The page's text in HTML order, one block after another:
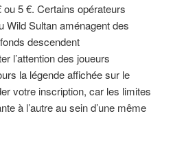
5 €. Certains opérateurs
Sultan aménagent des
descendent
l’attention des joueurs
la légende affichée sur le
votre inscription, car les limites
à l’autre au sein d’une même